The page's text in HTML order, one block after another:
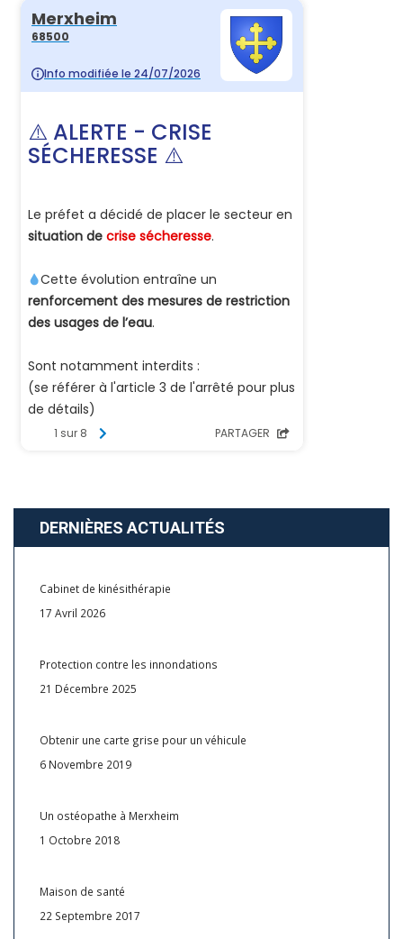
DERNIÈRES ACTUALITÉS
Cabinet de kinésithérapie
17 Avril 2026
Protection contre les innondations
21 Décembre 2025
Obtenir une carte grise pour un véhicule
6 Novembre 2019
Un ostéopathe à Merxheim
1 Octobre 2018
Maison de santé
22 Septembre 2017